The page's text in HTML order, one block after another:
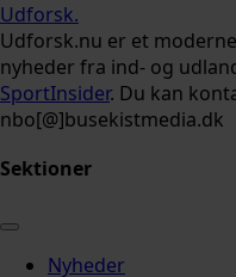
Udforsk.
Udforsk.nu er et
nyheder fra ind- og
SportInsider. Du kan
nbo[@]busekistmedia.dk
Sektioner
Nyheder